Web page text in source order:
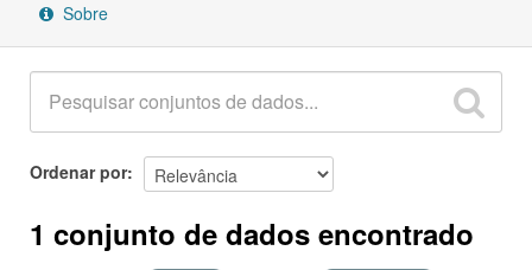
Sobre
Ordenar por
1 conjunto de dados encontrado